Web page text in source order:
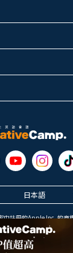
日本語
註冊的Apple Inc. 的
標誌。
Play是 Google LLC 的商標。